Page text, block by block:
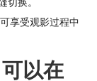
享受观影过程中
以在